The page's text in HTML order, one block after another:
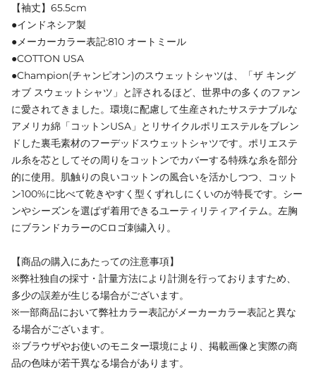
【袖丈】65.5cm
●インドネシア製
●メーカーカラー表記:810 オートミール
●COTTON USA
●Champion(チャンピオン)のスウェットシャツは、「ザ キング
オブ スウェットシャツ」と評されるほど、世界中の多くのファン
に愛されてきました。環境に配慮して生産されたサステナブルな
アメリカ綿「コットンUSA」とリサイクルポリエステルをブレン
ドした裏毛素材のフーデッドスウェットシャツです。ポリエステ
ル糸を芯としてその周りをコットンでカバーする特殊な糸を部分
的に使用。肌触りの良いコットンの風合いを活かしつつ、コット
ン100%に比べて乾きやすく型くずれしにくいのが特長です。シー
ンやシーズンを選ばず着用できるユーティリティアイテム。左胸
にブランドカラーのCロゴ刺繍入り。
【商品の購入にあたっての注意事項】
※弊社独自の採寸・計量方法により計測を行っておりますため、
多少の誤差が生じる場合がございます。
※一部商品において弊社カラー表記がメーカーカラー表記と異な
る場合がございます。
※ブラウザやお使いのモニター環境により、掲載画像と実際の商
品の色味が若干異なる場合があります。